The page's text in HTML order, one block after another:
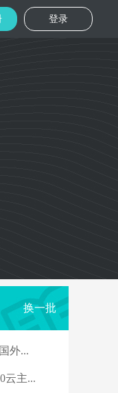
登录
换一批
外...
云主...